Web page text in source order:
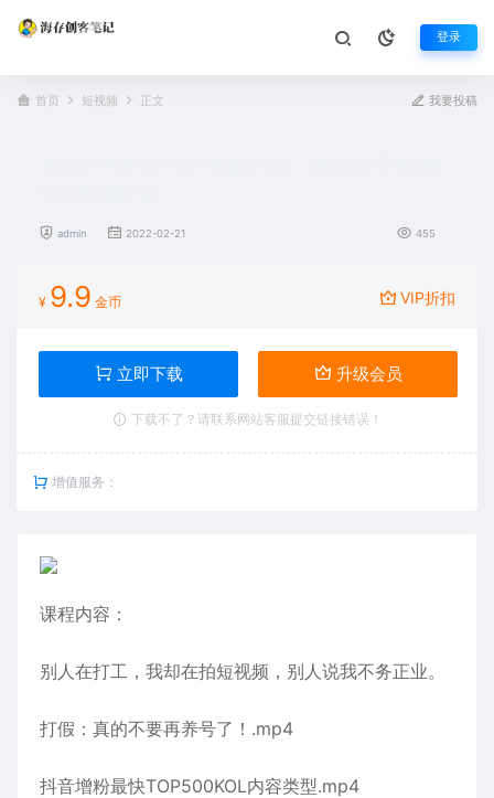
登录
首页 短视频 正文 我要投稿
admin 2022-02-21 455
¥ 9.9 金币 VIP折扣
立即下载 升级会员
下载不了？请联系网站客服提交链接错误！
增值服务：
课程内容：
别人在打工，我却在拍短视频，别人说我不务正业。
打假：真的不要再养号了！.mp4
抖音增粉最快TOP500KOL内容类型.mp4